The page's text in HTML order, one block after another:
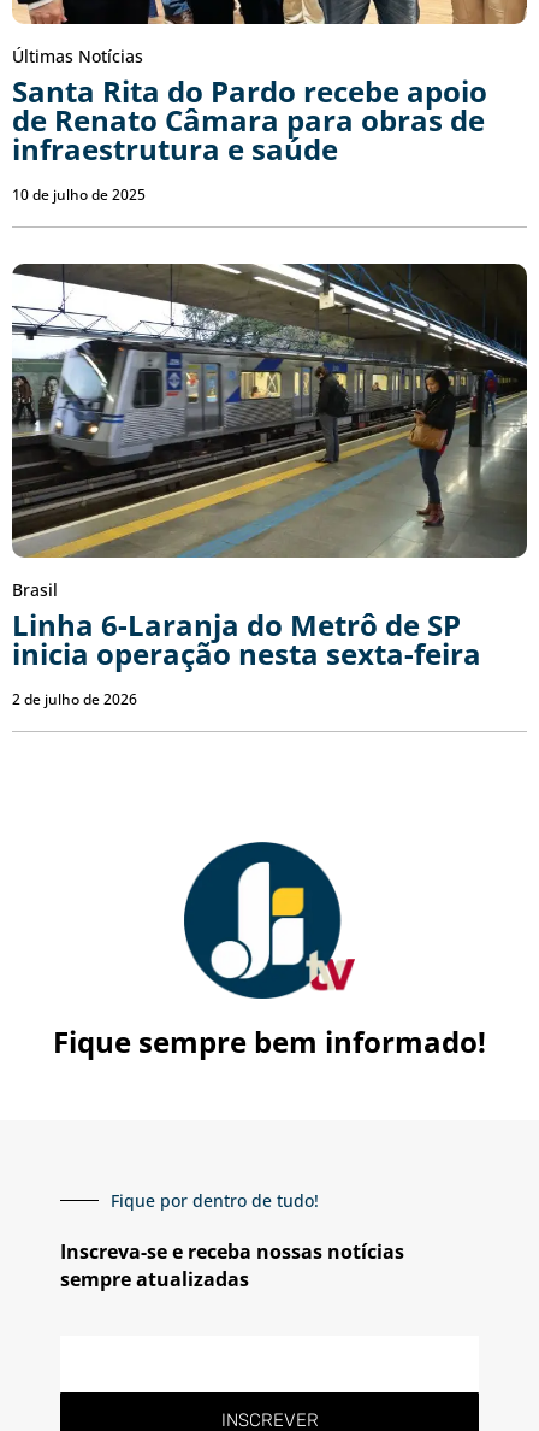
Últimas Notícias
Santa Rita do Pardo recebe apoio
de Renato Câmara para obras de
infraestrutura e saúde
10 de julho de 2025
Brasil
Linha 6-Laranja do Metrô de SP
inicia operação nesta sexta-feira
2 de julho de 2026
Fique sempre bem informado!
Fique por dentro de tudo!
Inscreva-se e receba nossas notícias
sempre atualizadas
INSCREVER